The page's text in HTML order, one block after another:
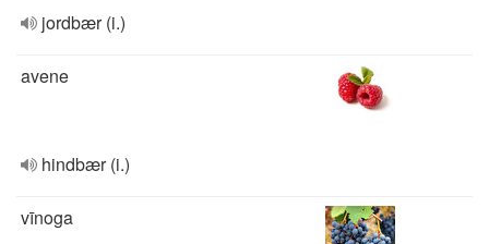
jordbær (i.)
avene
hindbær (i.)
vīnoga